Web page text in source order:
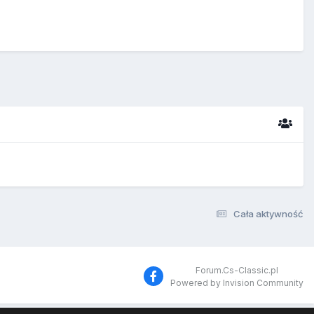
Cała aktywność
Forum.Cs-Classic.pl
Powered by Invision Community